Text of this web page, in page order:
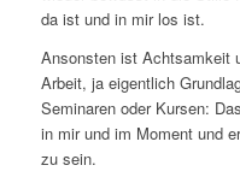
da ist und in mir los ist.
Ansonsten ist Achtsamkeit
Arbeit, ja eigentlich
Seminaren oder Kursen:
in mir und im Moment und
zu sein.